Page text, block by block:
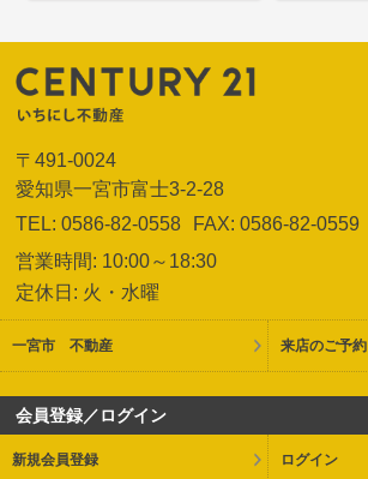
〒491-0024
愛知県一宮市富士3-2-28
TEL: 0586-82-0558
FAX: 0586-82-0559
営業時間: 10:00～18:30
定休日: 火・水曜
一宮市 不動産 来店のご予約
会員登録／ログイン
新規会員登録 ログイン